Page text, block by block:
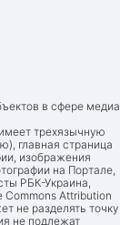
в сфере медиа
трехязычную
главная страница
изображения
на Портале,
РБК-Украина,
Attribution
не разделять точку
не подлежат